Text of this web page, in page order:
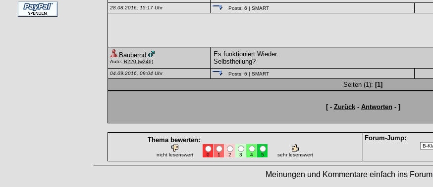
28.08.2016, 15:17 Uhr Posts: 6 | SMART
Baubernd
Auto: B220(w246)
Es funktioniert Wieder.
Selbstheilung?
04.09.2016, 09:04 Uhr Posts: 6 | SMART
Seiten (1): [1]
[ - Zurück- Antworten- ]
Thema bewerten:
nicht lesenswert 0 1 2 3 4 5 sehr lesenswert
Forum-Jump:
Meinungen und Kommentare einfach ins Forum